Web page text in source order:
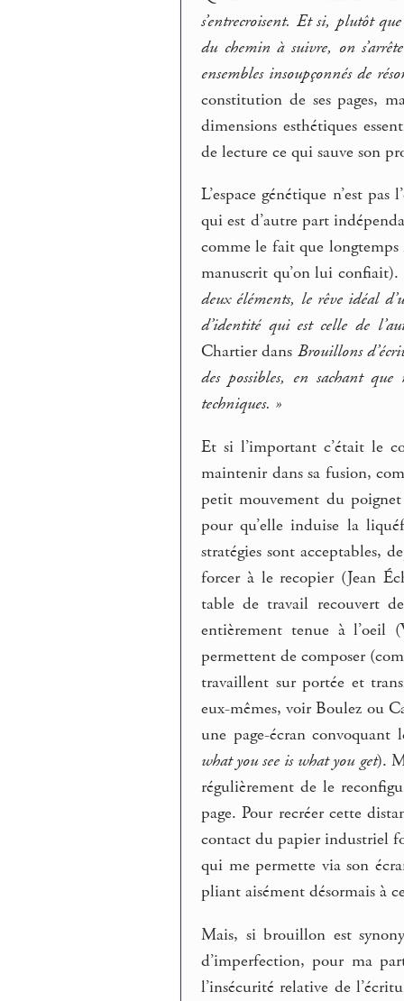
s’entrecroisent. Et si, plutôt
du chemin à suivre, on
ensembles insoupçonnés de
constitution de ses pages,
dimensions esthétiques
de lecture ce qui sauve son
L’espace génétique n’est
qui est d’autre part
comme le fait que
manuscrit qu’on lui confiait).
deux éléments, le rêve idéal
d’identité qui est celle de
Chartier dans Brouillons
des possibles, en sachant
techniques. »
Et si l’important c’était le
maintenir dans sa fusion,
petit mouvement du
pour qu’elle induise la
stratégies sont acceptables,
forcer à le recopier (Jean
table de travail recouvert
entièrement tenue à l’oeil
permettent de composer
travaillent sur portée et
eux-mêmes, voir Boulez ou
une page-écran
what you see is what you get).
régulièrement de le
page. Pour recréer cette
contact du papier industriel
qui me permette via son
pliant aisément désormais à
Mais, si brouillon est
d’imperfection, pour ma
l’insécurité relative de